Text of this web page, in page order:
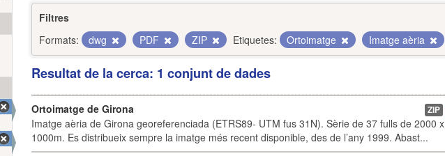
Filtres
Formats:
dwg PDF ZIP Etiquetes: Ortoimatge Imatge aèria
Resultat de la cerca: 1 conjunt de dades
Ortoimatge de Girona
Imatge aèria de Girona georeferenciada (ETRS89- UTM fus 31N). Sèrie de 37 fulls de 2000 x
1000m. Es distribueix sempre la imatge més recent disponible, des de l’any 1999. Abast...
ZIP